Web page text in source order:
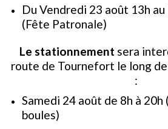
Du Vendredi 23 août 13h
(Fête Patronale)
Le stationnement sera
route de Tournefort le long
:
Samedi 24 août de 8h à 20h
boules)